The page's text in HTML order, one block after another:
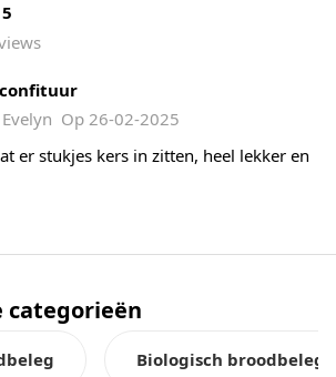
Evelyn Op 26-02-2025
er stukjes kers in zitten, heel lekker en
categorieën
Biologisch broodbeleg